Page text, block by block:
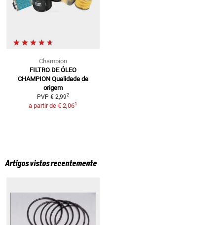
Champion
FILTRO DE ÓLEO
CHAMPION Qualidade de
origem
PVP € 2,992
a partir de € 2,061
Artigos vistos recentemente